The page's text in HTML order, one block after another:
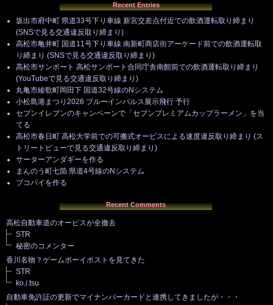
Recent Entries
坂出市府中町 県道33号下り車線 新宮交差点付近での飲酒運転取り締まり
(SNSで見る交通違反取り締まり)
高松市亀井町 国道11号下り車線 南新町商店街アーケード前での飲酒運転取
り締まり (SNSで見る交通違反取り締まり)
高松市サンポート 高松サンポート合同庁舎南館前での飲酒運転取り締まり
(YouTubeで見る交通違反取り締まり)
丸亀市綾歌町岡田下 国道32号線のNシステム
小松島港まつり2026 ブルーインパルス展示飛行 予行
セブンイレブンのキャンペーンで「セブンプレミアムカップラーメン」を当
てる
高松市春日町 高松大学前での可搬式オービスによる速度違反取り締まり (ス
トリートビューで見る交通違反取り締まり)
サーターアンダギーを作る
まんのう町七箇 県道4号線のNシステム
ブコパイを作る
Recent Comments
高松自動車道のオービスが全撤去
STR
秘密のコメンター
香川名物？ゲームボーイポストを見てきた
STR
ko.i.tsu
自動車免許証の更新でマイナンバーカードと連携してきましたが・・・